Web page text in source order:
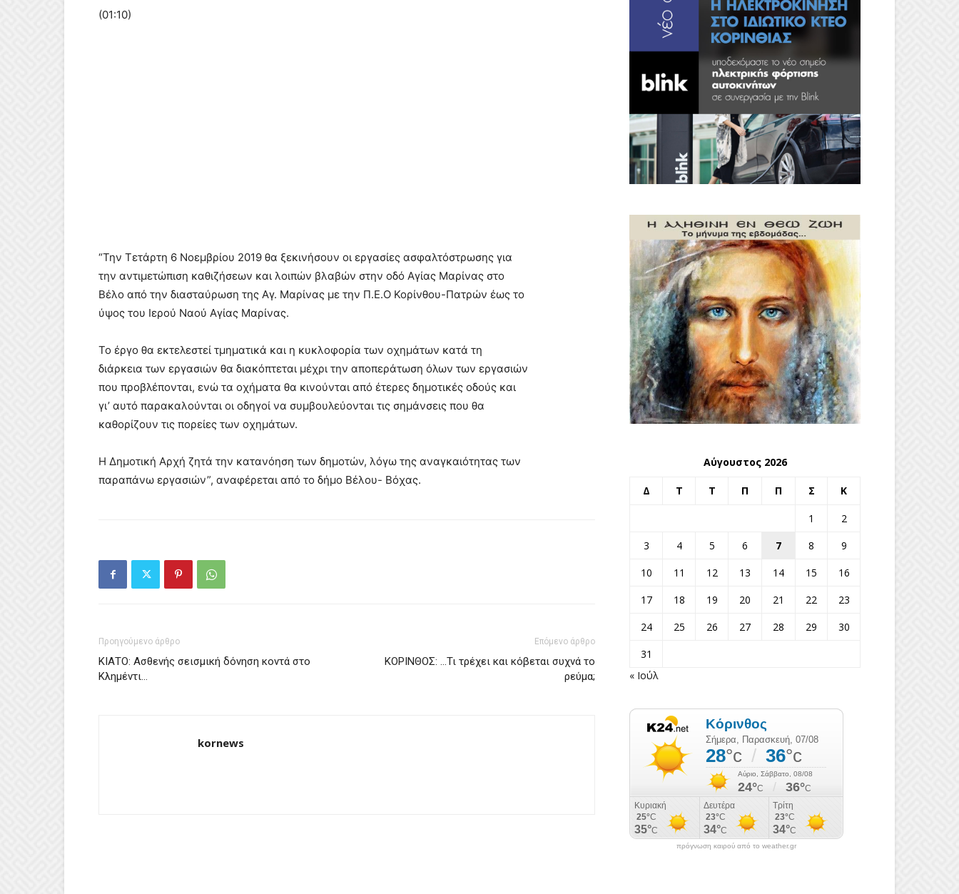
(01:10)
“Την Τετάρτη 6 Νοεμβρίου 2019 θα ξεκινήσουν οι εργασίες ασφαλτόστρωσης για
την αντιμετώπιση καθιζήσεων και λοιπών βλαβών στην οδό Αγίας Μαρίνας στο
Βέλο από την διασταύρωση της Αγ. Μαρίνας με την Π.Ε.Ο Κορίνθου-Πατρών έως το
ύψος του Ιερού Ναού Αγίας Μαρίνας.
Το έργο θα εκτελεστεί τμηματικά και η κυκλοφορία των οχημάτων κατά τη
διάρκεια των εργασιών θα διακόπτεται μέχρι την αποπεράτωση όλων των εργασιών
που προβλέπονται, ενώ τα οχήματα θα κινούνται από έτερες δημοτικές οδούς και
γι’ αυτό παρακαλούνται οι οδηγοί να συμβουλεύονται τις σημάνσεις που θα
καθορίζουν τις πορείες των οχημάτων.
Η Δημοτική Αρχή ζητά την κατανόηση των δημοτών, λόγω της αναγκαιότητας των
παραπάνω εργασιών”, αναφέρεται από το δήμο Βέλου- Βόχας.
Προηγούμενο άρθρο
ΚΙΑΤΟ: Ασθενής σεισμική δόνηση κοντά στο
Κλημέντι…
Επόμενο άρθρο
ΚΟΡΙΝΘΟΣ: …Τι τρέχει και κόβεται συχνά το
ρεύμα;
kornews
Αύγουστος 2026
Δ Τ Τ Π Π Σ Κ
1
2
3
4 5 6 7 8
9
10
11 12 13 14 15
16
17
18 19 20 21 22
23
24
25 26 27 28 29
30
31
« Ιούλ
πρόγνωση καιρού από το weather.gr